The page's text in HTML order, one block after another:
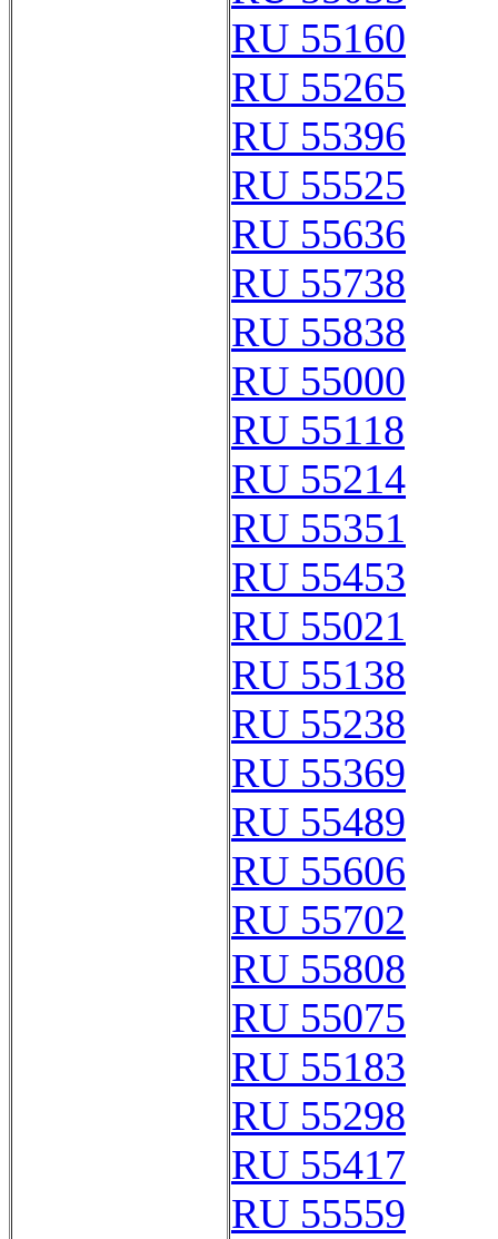
RU 55160
RU 55265
RU 55396
RU 55525
RU 55636
RU 55738
RU 55838
RU 55000
RU 55118
RU 55214
RU 55351
RU 55453
RU 55021
RU 55138
RU 55238
RU 55369
RU 55489
RU 55606
RU 55702
RU 55808
RU 55075
RU 55183
RU 55298
RU 55417
RU 55559